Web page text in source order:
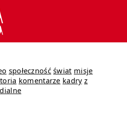
społeczność świat misje
komentarze kadry z